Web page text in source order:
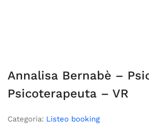
Annalisa Bernabè –
Psicoterapeuta – VR
Categoria: Listeo booking